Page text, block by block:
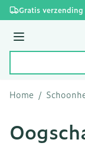
Ga naar de inhoud
Gratis
Menu
Home /